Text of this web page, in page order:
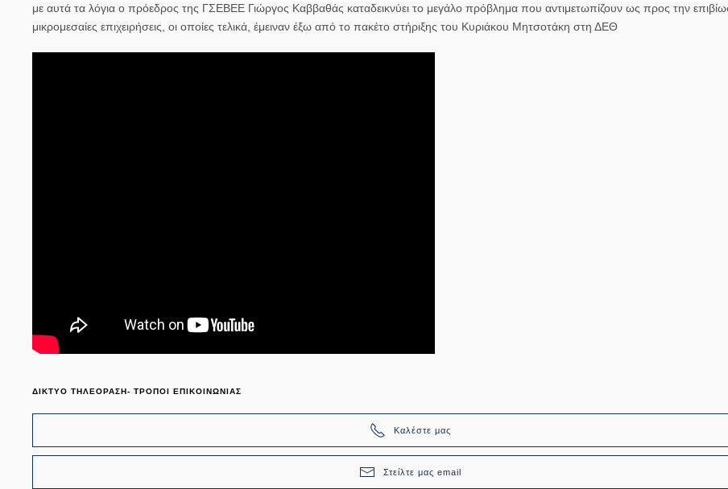
με αυτά τα λόγια ο πρόεδρος της ΓΣΕΒΕΕ Γιώργος Καββαθάς καταδεικνύει το μεγάλο πρόβλημα που αντιμετωπίζουν ως προς την
μικρομεσαίες επιχειρήσεις, οι οποίες τελικά, έμειναν έξω από το πακέτο στήριξης του Κυριάκου Μητσοτάκη στη ΔΕΘ
ΔΙΚΤΥΟ ΤΗΛΕΟΡΑΣΗ- ΤΡΟΠΟΙ ΕΠΙΚΟΙΝΩΝΙΑΣ
Καλέστε μας
Στείλτε μας email